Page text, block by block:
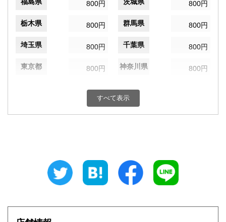
福島県 800円 茨城県 800円
栃木県 800円 群馬県 800円
埼玉県 800円 千葉県 800円
東京都 800円 神奈川県 800円
800円 富山県
800円 三重県
大阪府
すべて表示